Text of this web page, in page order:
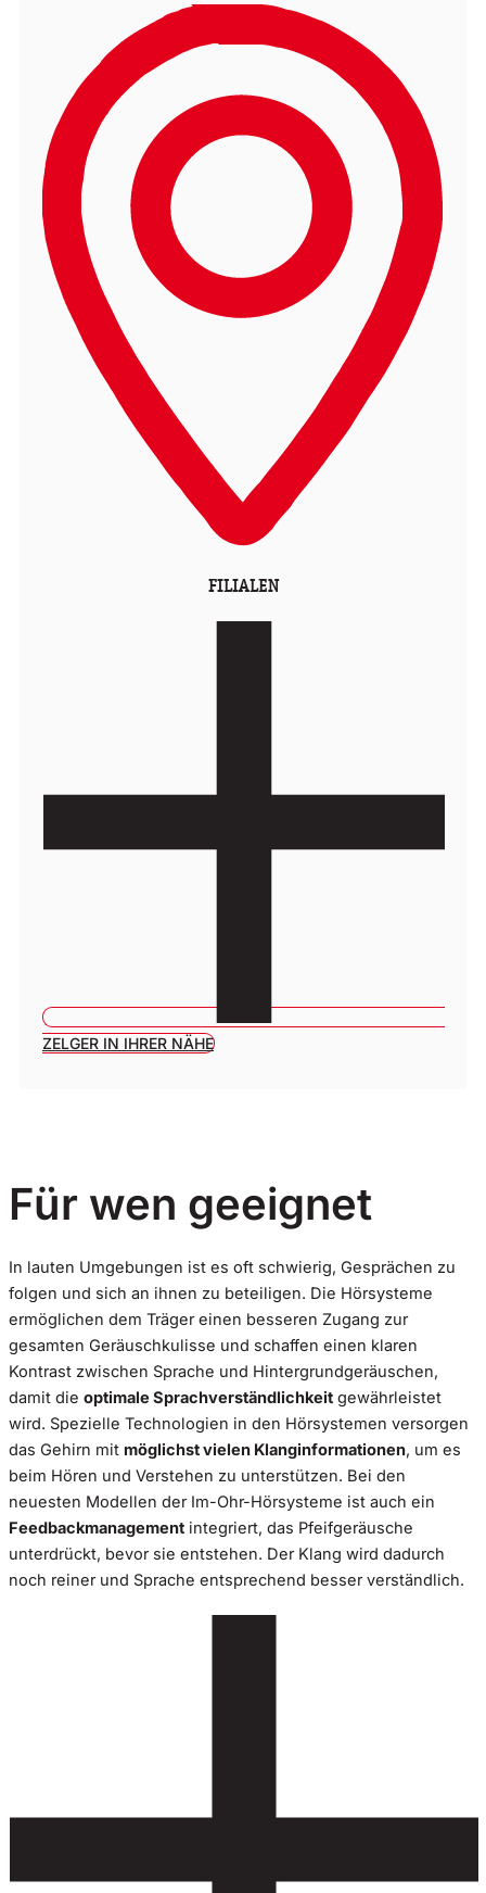
FILIALEN
ZELGER IN IHRER NÄHE
Für wen geeignet
In lauten Umgebungen ist es oft schwierig, Gesprächen zu
folgen und sich an ihnen zu beteiligen. Die Hörsysteme
ermöglichen dem Träger einen besseren Zugang zur
gesamten Geräuschkulisse und schaffen einen klaren
Kontrast zwischen Sprache und Hintergrundgeräuschen,
damit die optimale Sprachverständlichkeit gewährleistet
wird. Spezielle Technologien in den Hörsystemen versorgen
das Gehirn mit möglichst vielen Klanginformationen, um es
beim Hören und Verstehen zu unterstützen. Bei den
neuesten Modellen der Im-Ohr-Hörsysteme ist auch ein
Feedbackmanagement integriert, das Pfeifgeräusche
unterdrückt, bevor sie entstehen. Der Klang wird dadurch
noch reiner und Sprache entsprechend besser verständlich.